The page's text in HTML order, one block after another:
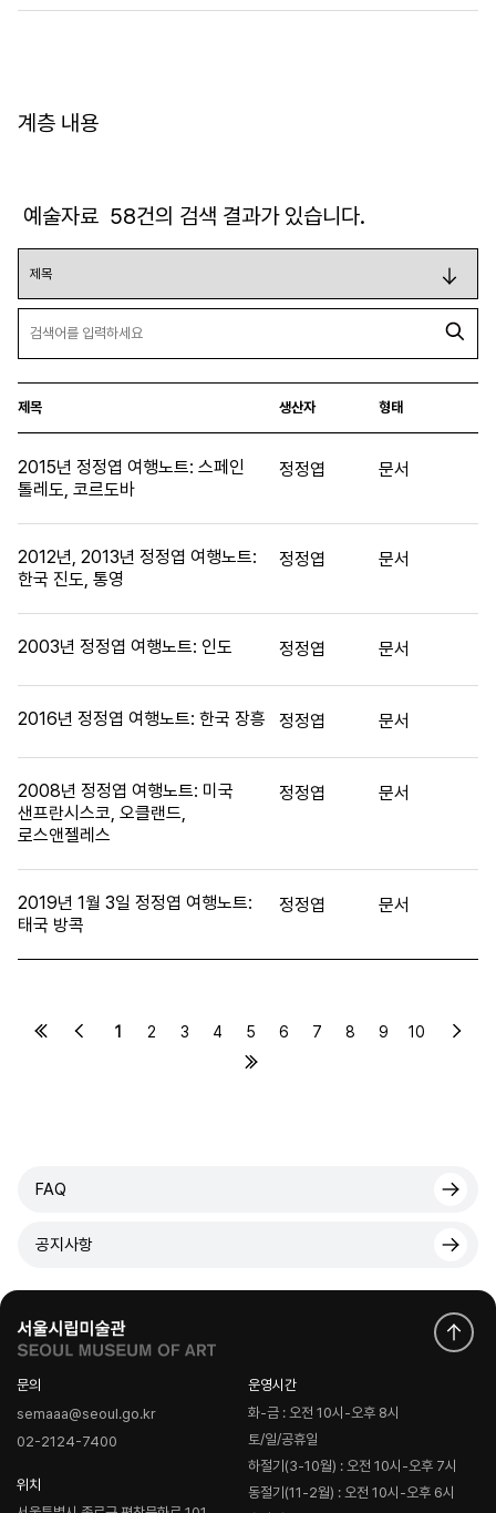
계층 내용
예술자료 58건의 검색 결과가 있습니다.
제목 생산자 형태
2015년 정정엽 여행노트: 스페인
톨레도, 코르도바
정정엽 문서
2012년, 2013년 정정엽 여행노트:
한국 진도, 통영
정정엽 문서
2003년 정정엽 여행노트: 인도 정정엽 문서
2016년 정정엽 여행노트: 한국 장흥 정정엽 문서
2008년 정정엽 여행노트: 미국
샌프란시스코, 오클랜드,
로스앤젤레스
정정엽 문서
2019년 1월 3일 정정엽 여행노트:
태국 방콕
정정엽 문서
1 2 3 4 5 6 7 8 9 10
FAQ
공지사항
문의
semaaa@seoul.go.kr
02-2124-7400
위치
운영시간
화-금 : 오전 10시-오후 8시
토/일/공휴일
하절기(3-10월) : 오전 10시-오후 7시
동절기(11-2월) : 오전 10시-오후 6시